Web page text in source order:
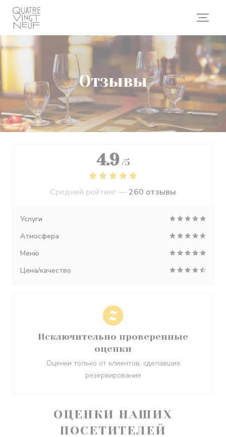
Панель управления cookies
Отзывы
ОЦЕНКИ НАШИХ
ПОСЕТИТЕЛЕЙ
4.9 /5
Средний рейтинг —260 отзывы
Услуги
Атмосфера
Меню
Цена/качество
Исключительно проверенные
оценки
Оценки только от клиентов, сделавших
резервирование